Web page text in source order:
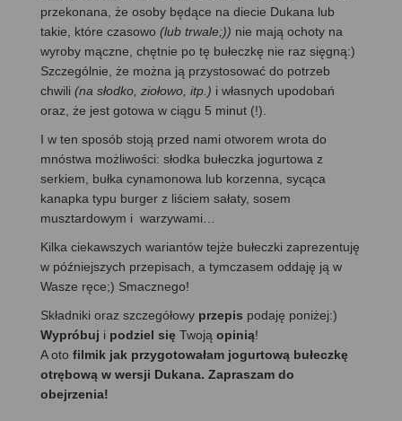
przekonana, że osoby będące na diecie Dukana lub
takie, które czasowo (lub trwale;)) nie mają ochoty na
wyroby mączne, chętnie po tę bułeczkę nie raz sięgną:)
Szczególnie, że można ją przystosować do potrzeb
chwili (na słodko, ziołowo, itp.) i własnych upodobań
oraz, że jest gotowa w ciągu 5 minut (!).
I w ten sposób stoją przed nami otworem wrota do
mnóstwa możliwości: słodka bułeczka jogurtowa z
serkiem, bułka cynamonowa lub korzenna, sycąca
kanapka typu burger z liściem sałaty, sosem
musztardowym i warzywami…
Kilka ciekawszych wariantów tejże bułeczki zaprezentuję
w późniejszych przepisach, a tymczasem oddaję ją w
Wasze ręce;) Smacznego!
Składniki oraz szczegółowy przepis podaję poniżej:)
Wypróbuj i podziel się Twoją opinią!
A oto filmik jak przygotowałam jogurtową bułeczkę
otrębową w wersji Dukana. Zapraszam do
obejrzenia!